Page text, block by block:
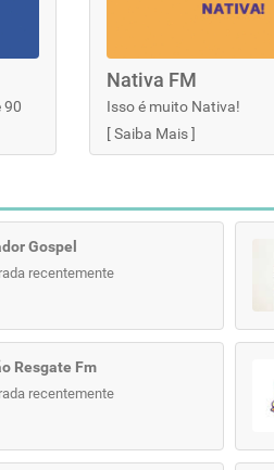
90
Nativa FM
Isso é muito Nativa!
[Saiba Mais]
Gospel
recentemente
Resgate Fm
recentemente